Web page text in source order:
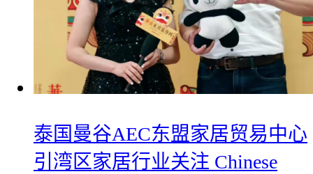
​泰国曼谷AEC东盟家居贸易中心
引湾区家居行业关注 Chinese